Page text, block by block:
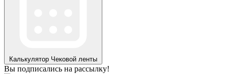
Калькулятор Чековой ленты
Вы подписались на рассылку!